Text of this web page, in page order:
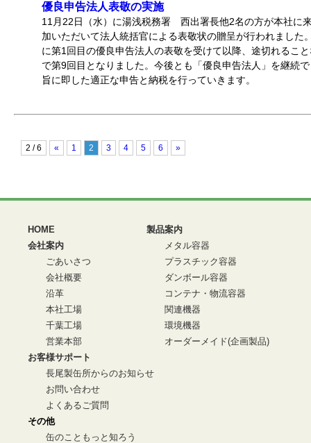
優良申告法人表敬の実施
11月22日（水）に湯浅税務署 西出署長他2名の方が本社に
加いただいて法人統括官による表敬状の贈呈が行われました
に第1回目の優良申告法人の表敬を受けて以降、途切れるこ
で第9回目となりました。今後とも「優良申告法人」を継続
旨に即した適正な申告と納税を行っていきます。
2 / 6 « 1 2 3 4 5 6 »
HOME
会社案内
ごあいさつ
会社概要
沿革
本社工場
千葉工場
営業本部
製品案内
メタル容器
プラスチック容器
ダンボール容器
コンテナ・物流容器
関連機器
環境機器
オーダーメイド(企画製品)
お客様サポート
長尾製缶所からのお知らせ
お問い合わせ
よくあるご質問
その他
缶のこともっと知ろう